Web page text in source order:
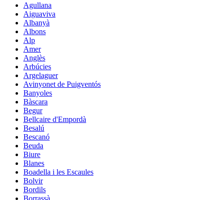
Agullana
Aiguaviva
Albanyà
Albons
Alp
Amer
Anglès
Arbúcies
Argelaguer
Avinyonet de Puigventós
Banyoles
Bàscara
Begur
Bellcaire d'Empordà
Besalú
Bescanó
Beuda
Biure
Blanes
Boadella i les Escaules
Bolvir
Bordils
Borrassà